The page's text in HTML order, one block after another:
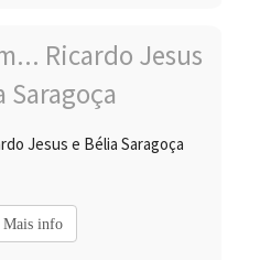
Jesus e Bélia Saragoça
Mais info